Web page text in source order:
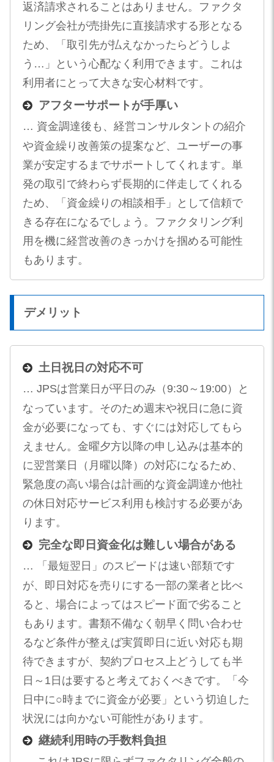
返済請求されることはありません。ファクタ
リング会社が売掛先に直接請求する形となる
ため、「取引先が払えなかったらどうしよ
う…」という心配なく利用できます。これは
利用者にとって大きな安心材料です。
アフターサポートが手厚い
… 資金調達後も、経営コンサルタントの紹介
や資金繰り改善策の提案など、ユーザーの事
業が安定するまでサポートしてくれます。単
発の取引で終わらず長期的に伴走してくれる
ため、「資金繰りの相談相手」として信頼で
きる存在になるでしょう。ファクタリング利
用を機に経営改善のきっかけを掴める可能性
もあります。
デメリット
土日祝日の対応不可
… JPSは営業日が平日のみ（9:30～19:00）と
なっています。そのため週末や祝日に急に資
金が必要になっても、すぐには対応してもら
えません。金曜夕方以降の申し込みは基本的
に翌営業日（月曜以降）の対応になるため、
緊急度の高い場合は計画的な資金調達か他社
の休日対応サービス利用も検討する必要があ
ります。
完全な即日資金化は難しい場合がある
… 「最短翌日」のスピードは速い部類です
が、即日対応を売りにする一部の業者と比べ
ると、場合によってはスピード面で劣ること
もあります。書類不備なく朝早く問い合わせ
るなど条件が整えば実質即日に近い対応も期
待できますが、契約プロセス上どうしても半
日～1日は要すると考えておくべきです。「今
日中に○時までに資金が必要」という切迫した
状況には向かない可能性があります。
継続利用時の手数料負担